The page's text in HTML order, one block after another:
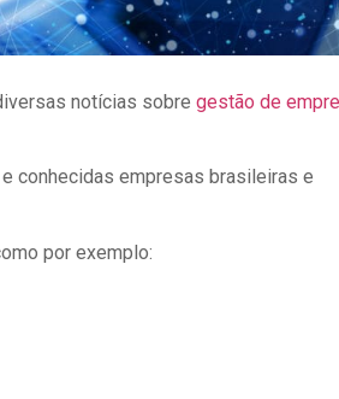
notícias sobre gestão de
conhecidas empresas brasileiras e
por exemplo: